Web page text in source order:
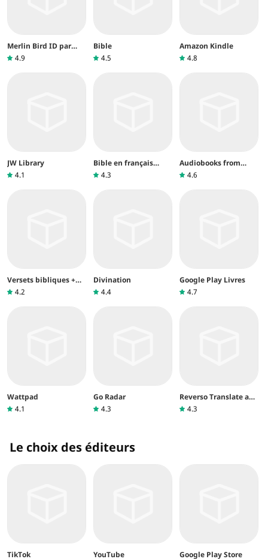
Merlin Bird ID par
Cornell Lab
4.9
Bible
4.5
Amazon Kindle
4.8
JW Library
4.1
Bible en français
Louis Segond
4.3
Audiobooks from
Audible
4.6
Versets bibliques +
Audio
4.2
Divination
4.4
Google Play Livres
4.7
Wattpad
4.1
Go Radar
4.3
Reverso Translate and
Learn
4.3
Le choix des éditeurs
TikTok
YouTube
Google Play Store